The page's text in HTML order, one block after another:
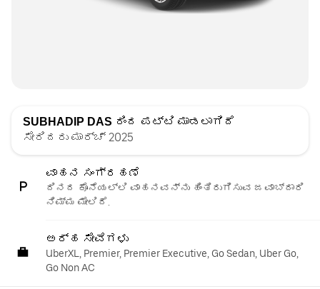
SUBHADIP DAS ರಿಂದ ಪಟ್ಟಿ ಮಾಡಲಾಗಿದೆ
ಸೇರಿದರು ಮಾರ್ಚ್ 2025
ವಾಹನ ಸಂಗ್ರಹಣೆ
ದಿನದ ಕೊನೆಯಲ್ಲಿ ವಾಹನವನ್ನು ಹಿಂತಿರುಗಿಸುವ ಜವಾಬ್ದಾರಿ
ನಿಮ್ಮ ಮೇಲಿದೆ.
ಅರ್ಹ ಸೇವೆಗಳು
UberXL, Premier, Premier Executive, Go Sedan, Uber Go,
Go Non AC